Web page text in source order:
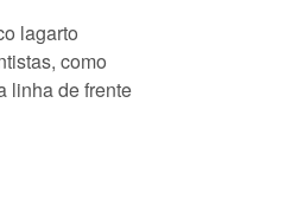
lagarto
como
linha de frente